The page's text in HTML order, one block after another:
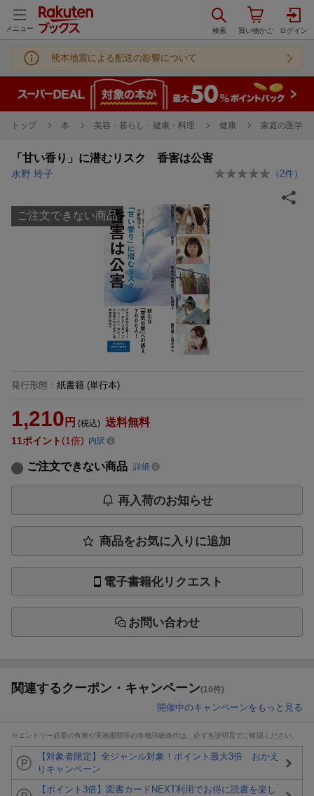
メニュー
熊本地震による配送の影響について
トップ 本 美容・暮らし・健康・料理 健康 家庭の医学
「甘い香り」に潜むリスク 香害は公害
水野 玲子 （ 2件）
ご注文できない商品
発行形態 ： 紙書籍 (単行本)
1,210 円 (税込) 送料無料
11ポイント 1倍 内訳
ご注文できない商品 詳細
再入荷のお知らせ
商品をお気に入りに追加
電子書籍化リクエスト
お問い合わせ
関連するクーポン・キャンペーン(10件)
開催中のキャンペーンをもっと見る
※エントリー必要の有無や実施期間等の各種詳細条件は、必ず各説明頁でご確認ください。
【対象者限定】全ジャンル対象！ポイント最大3倍 おかえ
りキャンペーン
【ポイント3倍】図書カードNEXT利用でお得に読書を楽し